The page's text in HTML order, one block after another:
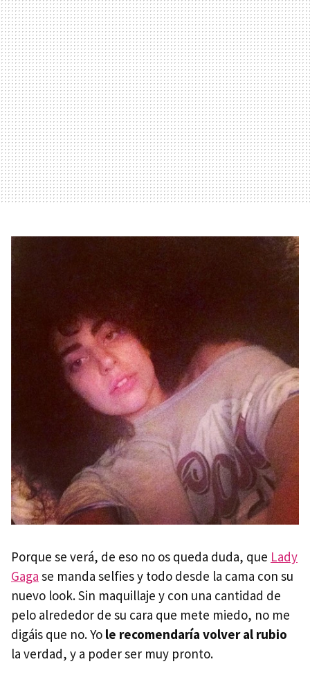
Porque se verá, de eso no os queda duda, que Lady
Gaga se manda selfies y todo desde la cama con su
nuevo look. Sin maquillaje y con una cantidad de
pelo alrededor de su cara que mete miedo, no me
digáis que no. Yo le recomendaría volver al rubio
la verdad, y a poder ser muy pronto.